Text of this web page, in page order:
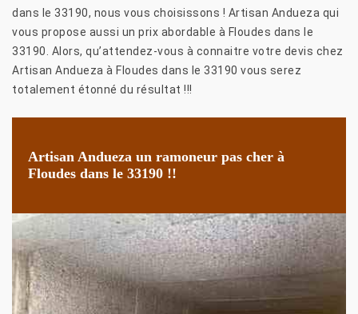
dans le 33190, nous vous choisissons ! Artisan Andueza qui
vous propose aussi un prix abordable à Floudes dans le
33190. Alors, qu’attendez-vous à connaitre votre devis chez
Artisan Andueza à Floudes dans le 33190 vous serez
totalement étonné du résultat !!!
Artisan Andueza un ramoneur pas cher à
Floudes dans le 33190 !!